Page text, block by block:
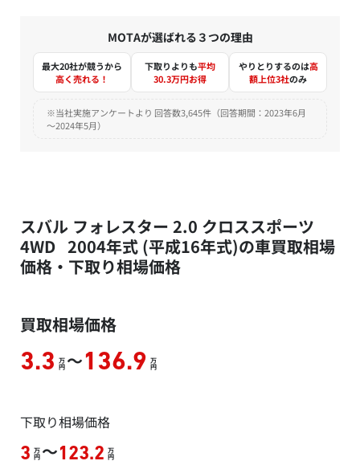
MOTAが選ばれる３つの理由
最大20社が競うから
高く売れる！
下取りよりも平均
30.3万円お得
やりとりするのは高
額上位3社のみ
※当社実施アンケートより 回答数3,645件（回答期間：2023年6月
～2024年5月）
スバル フォレスター 2.0 クロススポーツ
4WD 2004年式 (平成16年式)の車買取相場
価格・下取り相場価格
買取相場価格
3.3 万
円 ～136.9 万
円
下取り相場価格
3 万
円 ～123.2 万
円